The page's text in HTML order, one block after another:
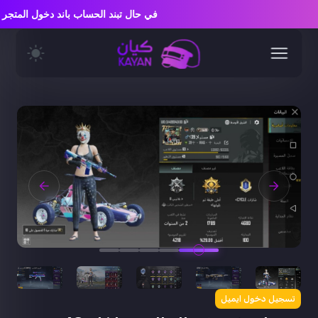
تسجيل دخول ايميل
في حال تبند الحساب باند دخول